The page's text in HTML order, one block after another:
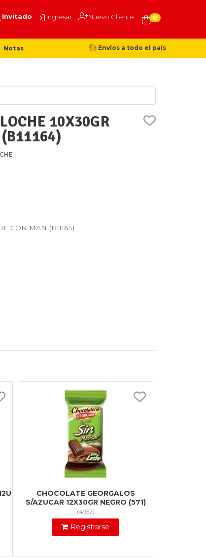
Invitado Ingresar Nuevo Cliente 0
Notas Envíos a todo el país
10X30GR
CON MANI(B11164)
CHOCOLATE GEORGALOS
S/AZUCAR 12X30GR NEGRO (571)
(4952)
Registrarse